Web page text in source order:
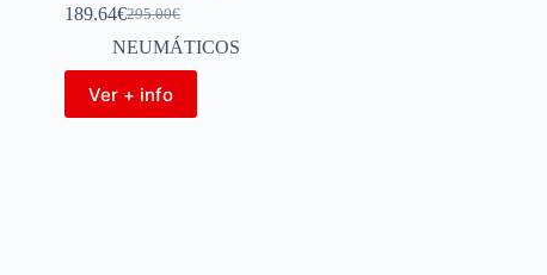
295.00€
189.64€
NEUMÁTICOS
Ver + info